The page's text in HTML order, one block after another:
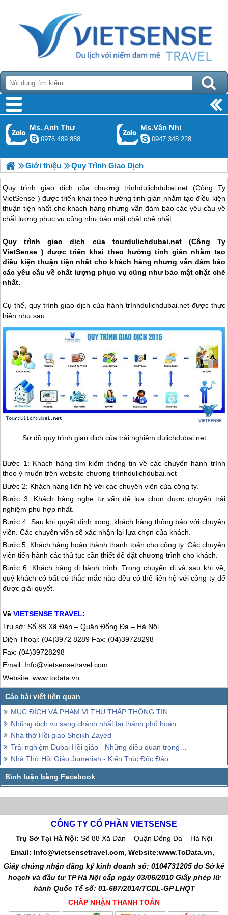
Ms. Anh Thư
0976 489 888
Ms.Vân Nhi
0947 348 228
Giới thiệu Quy Trình Giao Dịch
Quy trình giao dịch của chương trìnhdulichdubai.net (Công Ty
VietSense ) được triển khai theo hướng tinh giản nhằm tạo điều kiện
thuận tiện nhất cho khách hàng nhưng vẫn đảm bảo các yêu cầu về
chất lượng phục vụ cũng như bảo mật chặt chẽ nhất.
Quy trình giao dịch của tourdulichdubai.net (Công Ty
VietSense ) được triển khai theo hướng tinh giản nhằm tạo
điều kiện thuận tiện nhất cho khách hàng nhưng vẫn đảm bảo
các yêu cầu về chất lượng phục vụ cũng như bảo mật chặt chẽ
nhất.
Cụ thể, quy trình giao dịch của hành trìnhdulichdubai.net được thực
hiện như sau:
Sơ đồ quy trình giao dịch của trải nghiệm dulichdubai.net
Bước 1: Khách hàng tìm kiếm thông tin về các chuyến hành trình
theo ý muốn trên website chương trìnhdulichdubai .net
Bước 2: Khách hàng liên hệ với các chuyên viên của công ty.
Bước 3: Khách hàng nghe tư vấn để lựa chọn được chuyến trải
nghiệm phù hợp nhất.
Bước 4: Sau khi quyết định xong, khách hàng thông báo với chuyên
viên. Các chuyên viên sẽ xác nhận lại lựa chọn của khách.
Bước 5: Khách hàng hoàn thành thanh toán cho công ty. Các chuyên
viên tiến hành các thủ tục cần thiết để đặt chương trình cho khách.
Bước 6: Khách hàng đi hành trình. Trong chuyến đi và sau khi về,
quý khách có bất cứ thắc mắc nào đều có thể liên hệ với công ty để
được giải quyết.
VềVIETSENSE TRAVEL:
Trụ sở: Số 88 Xã Đàn – Quận Đống Đa – Hà Nội
Điện Thoại: (04)3972 8289 Fax: (04)39728298
Fax: (04)39728298
Email: Info@vietsensetravel.com
Website: www.todata.vn
MỤC ĐÍCH VÀ PHẠM VI THU THẬP THÔNG TIN
Những dịch vụ sang chảnh nhất tại thành phố hoàng gia Dubai
Nhà thờ Hồi giáo Sheikh Zayed
Trải nghiệm Dubai Hồi giáo - Những điều quan trọng cần biết
Nhà Thờ Hồi Giáo Jumeriah - Kiến Trúc Độc Đáo
CÔNG TY CỔ PHẦN VIETSENSE
Trụ Sở Tại Hà Nội: Số 88 Xã Đàn – Quận Đống Đa – Hà Nội
Email: Info@vietsensetravel.com, Website:www.ToData.vn,
Giấy chứng nhận đăng ký kinh doanh số: 0104731205 do Sở kế
hoạch và đầu tư TP Hà Nội cấp ngày 03/06/2010 Giấy phép lữ
hành Quốc Tế số: 01-687/2014/TCDL-GP LHQT
CHẤP NHẬN THANH TOÁN